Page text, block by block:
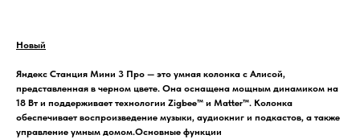
Новый
Яндекс Станция Мини 3 Про — это умная колонка с Алисой,
представленная в черном цвете. Она оснащена мощным динамиком на
18 Вт и поддерживает технологии Zigbee™ и Matter™. Колонка
обеспечивает воспроизведение музыки, аудиокниг и подкастов, а также
управление умным домом.Основные функции